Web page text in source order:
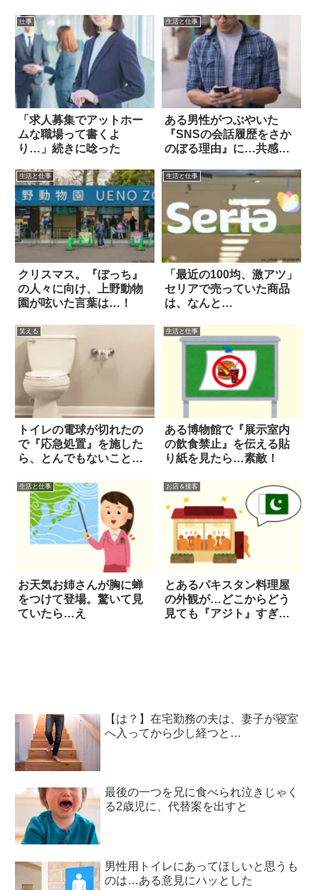
仕事
「求人募集でアットホー
ムな職場って書くよ
り…」続きに唸った
生活と仕事
ある男性がつぶやいた
『SNSの会話履歴をさか
のぼる理由』に…共感の
生活と仕事
クリスマス。『ぼっち』
の人々に向け、上野動物
園が呟いた言葉は…！
生活と仕事
「最近の100均、激アツ」
セリアで売っていた商品
は、なんと…
笑える
トイレの電球が切れたの
で『応急処置』を施した
ら、とんでもないことに
生活と仕事
ある博物館で『展示室内
の飲食禁止』を伝える貼
り紙を見たら…素敵！
生活と仕事
お天気お姉さんが胸に蝉
をつけて登場。驚いて見
ていたら…え
お店＆接客
とあるパキスタン料理屋
の外観が…どこからどう
見ても『アジト』すぎ
【は？】在宅勤務の夫は、妻子が寝室
へ入ってから少し経つと…
最後の一つを兄に食べられ泣きじゃく
る2歳児に、代替案を出すと
男性用トイレにあってほしいと思うも
のは…ある意見にハッとした